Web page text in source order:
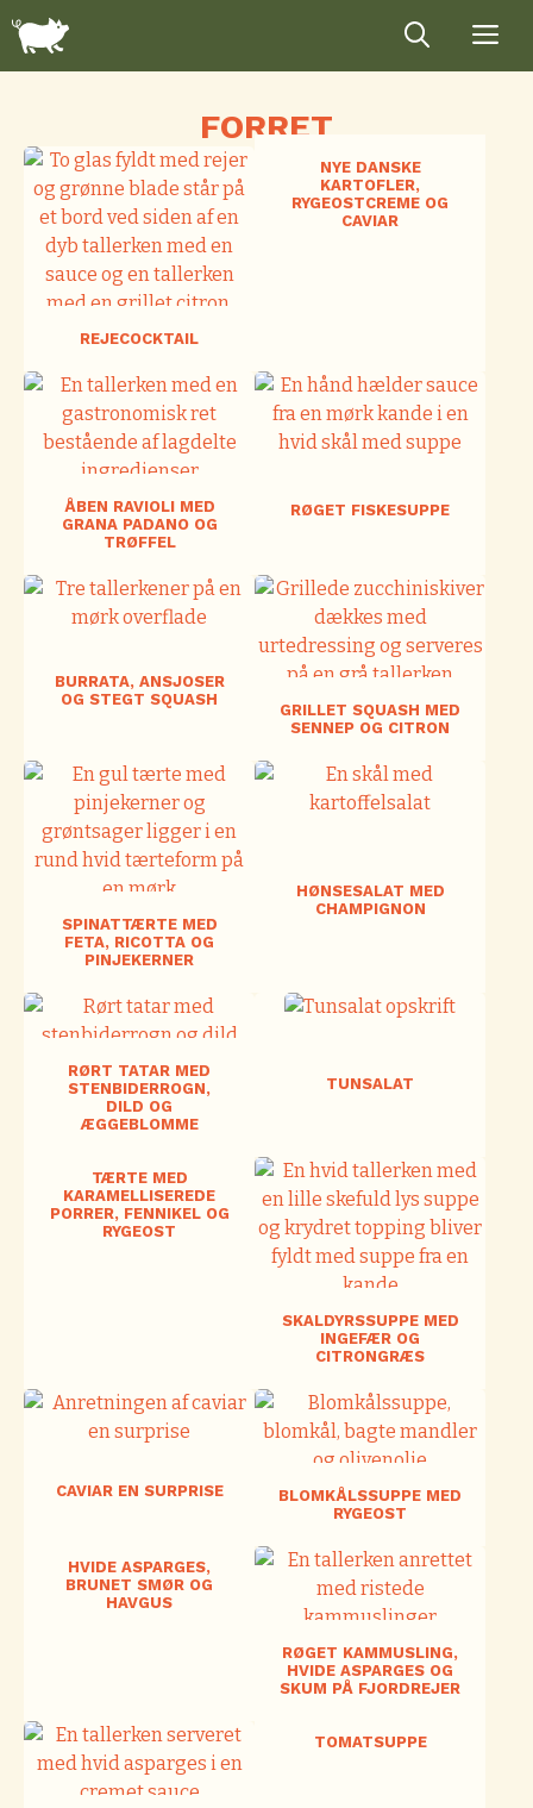
indhold
FORRET
REJECOCKTAIL
NYE DANSKE
KARTOFLER,
RYGEOSTCREME OG
CAVIAR
ÅBEN RAVIOLI MED
GRANA PADANO OG
TRØFFEL
RØGET FISKESUPPE
BURRATA, ANSJOSER
OG STEGT SQUASH
GRILLET SQUASH MED
SENNEP OG CITRON
SPINATTÆRTE MED
FETA, RICOTTA OG
PINJEKERNER
HØNSESALAT MED
CHAMPIGNON
RØRT TATAR MED
STENBIDERROGN,
DILD OG
ÆGGEBLOMME
TUNSALAT
TÆRTE MED
KARAMELLISEREDE
PORRER, FENNIKEL OG
RYGEOST
SKALDYRSSUPPE MED
INGEFÆR OG
CITRONGRÆS
CAVIAR EN SURPRISE
BLOMKÅLSSUPPE MED
RYGEOST
HVIDE ASPARGES,
BRUNET SMØR OG
HAVGUS
RØGET KAMMUSLING,
HVIDE ASPARGES OG
SKUM PÅ FJORDREJER
TOMATSUPPE